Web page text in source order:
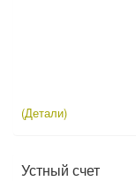
(Детали)
Устный счет